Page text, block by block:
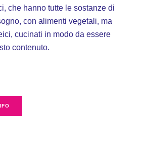
che hanno tutte le sostanze di
con alimenti vegetali, ma
cucinati in modo da essere
contenuto.